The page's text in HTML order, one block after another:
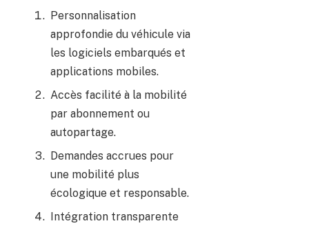
Personnalisation
approfondie du véhicule via
les logiciels embarqués et
applications mobiles.
Accès facilité à la mobilité
par abonnement ou
autopartage.
Demandes accrues pour
une mobilité plus
écologique et responsable.
Intégration transparente